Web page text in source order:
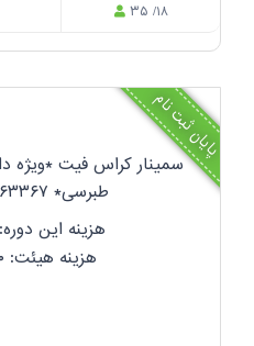
۳۵ /۱۸
پایان ثبت نام
سمینار کراس فیت *ویژه
طبرسی* ۱۴۰۲۱۲۱۱۹۸۱۷۰/۶۳۳۶۷
هزینه این دوره: ۱,۰۵۰,۰۰۰
هزینه هیئت: ۱,۹۵۰,۰۰۰